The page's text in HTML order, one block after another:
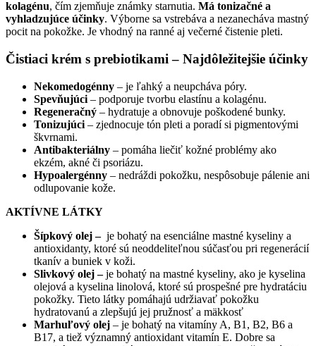
kolagénu, čím zjemňuje známky starnutia. Má tonizačné a
vyhladzujúce účinky. Výborne sa vstrebáva a nezanecháva mastný
pocit na pokožke. Je vhodný na ranné aj večerné čistenie pleti.
Čistiaci krém s prebiotikami – Najdôležitejšie účinky
Nekomedogénny – je ľahký a neupcháva póry.
Spevňujúci – podporuje tvorbu elastínu a kolagénu.
Regeneračný – hydratuje a obnovuje poškodené bunky.
Tonizujúci – zjednocuje tón pleti a poradí si pigmentovými
škvrnami.
Antibakteriálny – pomáha liečiť kožné problémy ako
ekzém, akné či psoriázu.
Hypoalergénny – nedráždi pokožku, nespôsobuje pálenie ani
odlupovanie kože.
AKTÍVNE LÁTKY
Šípkový olej – je bohatý na esenciálne mastné kyseliny a
antioxidanty, ktoré sú neoddeliteľnou súčasťou pri regenerácií
tkanív a buniek v koži.
Slivkový olej –je bohatý na mastné kyseliny, ako je kyselina
olejová a kyselina linolová, ktoré sú prospešné pre hydratáciu
pokožky. Tieto látky pomáhajú udržiavať pokožku
hydratovanú a zlepšujú jej pružnosť a mäkkosť
Marhuľový olej – je bohatý na vitamíny A, B1, B2, B6 a
B17, a tiež významný antioxidant vitamín E. Dobre sa